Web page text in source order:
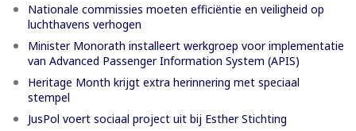
Nationale commissies moeten efficiëntie en veiligheid op
luchthavens verhogen
Minister Monorath installeert werkgroep voor implementatie
van Advanced Passenger Information System (APIS)
Heritage Month krijgt extra herinnering met speciaal
stempel
JusPol voert sociaal project uit bij Esther Stichting